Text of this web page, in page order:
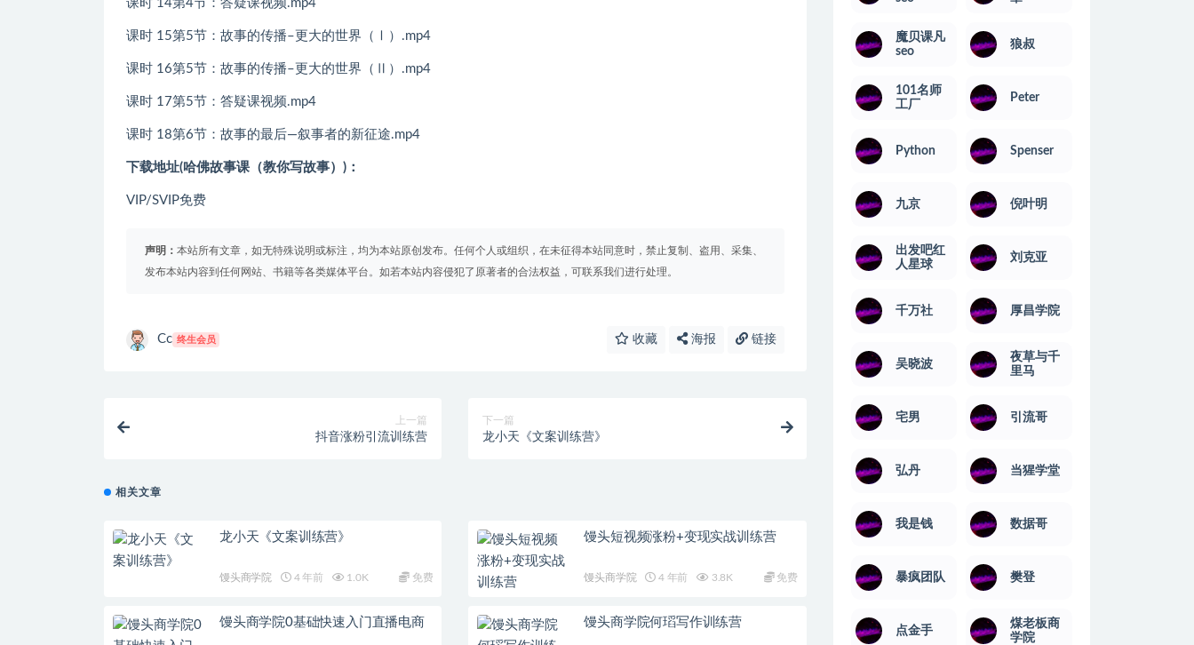
课时 14第4节：答疑课视频.mp4
课时 15第5节：故事的传播–更大的世界（Ⅰ）.mp4
课时 16第5节：故事的传播–更大的世界（Ⅱ）.mp4
课时 17第5节：答疑课视频.mp4
课时 18第6节：故事的最后—叙事者的新征途.mp4
下载地址(哈佛故事课（教你写故事）)：
VIP/SVIP免费
声明： 本站所有文章，如无特殊说明或标注，均为本站原创发布。任何个人或组织，在未征得本站同意时，禁止复制、盗用、采集、
发布本站内容到任何网站、书籍等各类媒体平台。如若本站内容侵犯了原著者的合法权益，可联系我们进行处理。
Cc 终生会员 收藏 海报 链接
上一篇
抖音涨粉引流训练营
下一篇
龙小天《文案训练营》
相关文章
龙小天《文案训练营》
馒头商学院 4 年前 1.0K 免费
馒头短视频涨粉+变现实战训练营
馒头商学院 4 年前 3.8K 免费
馒头商学院0基础快速入门直播电商 馒头商学院何瑫写作训练营
魔贝课凡
seo
狼叔
101名师
工厂
Peter
Python Spenser
九京 倪叶明
出发吧红
人星球
刘克亚
千万社 厚昌学院
吴晓波
夜草与千
里马
宅男 引流哥
弘丹 当猩学堂
我是钱 数据哥
暴疯团队 樊登
点金手
煤老板商
学院